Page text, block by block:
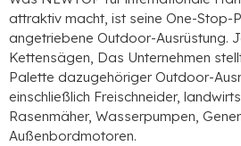
attraktiv macht, ist seine One-Stop-
angetriebene Outdoor-Ausrüstung.
Kettensägen, Das Unternehmen
Palette dazugehöriger Outdoor-
einschließlich Freischneider,
Rasenmäher, Wasserpumpen,
Außenbordmotoren.